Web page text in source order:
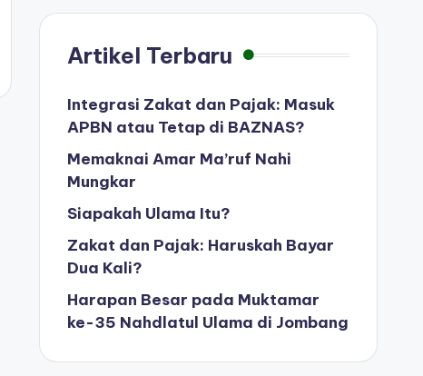
Artikel Terbaru
Integrasi Zakat dan Pajak: Masuk
APBN atau Tetap di BAZNAS?
Memaknai Amar Ma’ruf Nahi
Mungkar
Siapakah Ulama Itu?
Zakat dan Pajak: Haruskah Bayar
Dua Kali?
Harapan Besar pada Muktamar
ke-35 Nahdlatul Ulama di Jombang